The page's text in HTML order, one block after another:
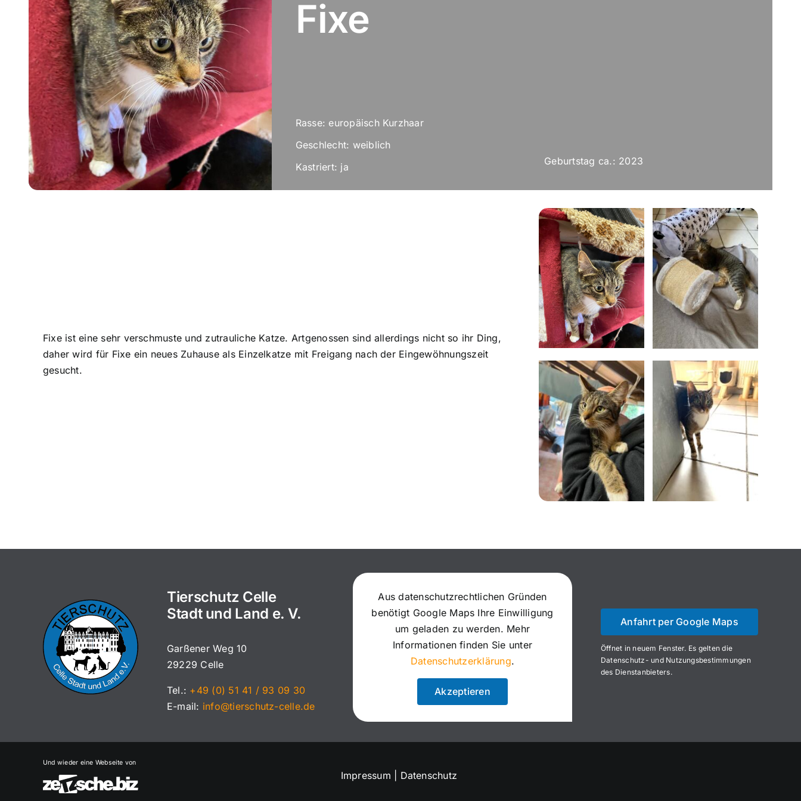
Fixe
Rasse: europäisch Kurzhaar
Geschlecht: weiblich
Kastriert: ja
Geburtstag ca.: 2023
Fixe ist eine sehr verschmuste und zutrauliche Katze. Artgenossen sind allerdings nicht so ihr Ding,
daher wird für Fixe ein neues Zuhause als Einzelkatze mit Freigang nach der Eingewöhnungszeit
gesucht.
Tierschutz Celle
Stadt und Land e. V.
Garßener Weg 10
29229 Celle
Tel.: +49 (0) 51 41 / 93 09 30
E-mail: info@tierschutz-celle.de
Aus datenschutzrechtlichen Gründen
benötigt Google Maps Ihre Einwilligung
um geladen zu werden. Mehr
Informationen finden Sie unter
Datenschutzerklärung.
Akzeptieren
Anfahrt per Google Maps
Öffnet in neuem Fenster. Es gelten die
Datenschutz- und Nutzungsbestimmungen
des Dienstanbieters.
Und wieder eine Webseite von
Impressum Datenschutz